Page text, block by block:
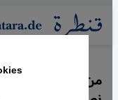
zum Inhalt springen
من كردستان